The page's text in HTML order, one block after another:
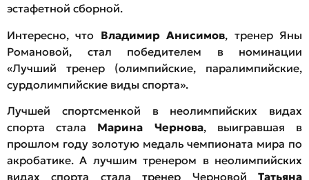
эстафетной сборной.
Интересно, что Владимир Анисимов, тренер Яны
Романовой, стал победителем в номинации
«Лучший тренер (олимпийские, паралимпийские,
сурдолимпийские виды спорта».
Лучшей спортсменкой в неолимпийских видах
спорта стала Марина Чернова, выигравшая в
прошлом году золотую медаль чемпионата мира по
акробатике. А лучшим тренером в неолимпийских
видах спорта стала тренер Черновой Татьяна